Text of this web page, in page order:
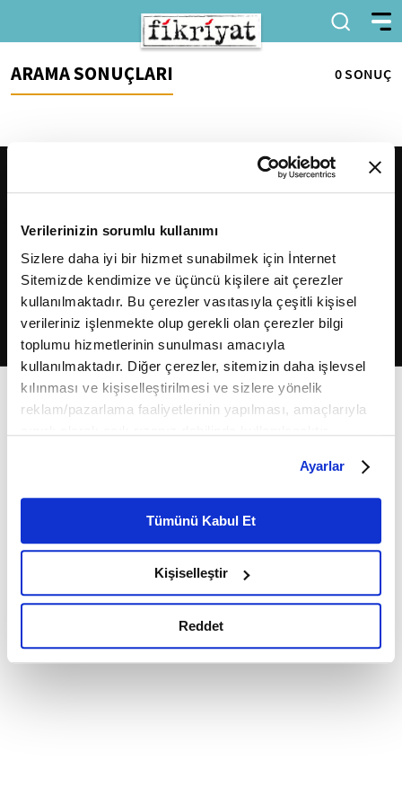
Verilerinizin sorumlu kullanımı
Sizlere daha iyi bir hizmet sunabilmek için İnternet
Sitemizde kendimize ve üçüncü kişilere ait çerezler
kullanılmaktadır. Bu çerezler vasıtasıyla çeşitli kişisel
verileriniz işlenmekte olup gerekli olan çerezler bilgi
toplumu hizmetlerinin sunulması amacıyla
kullanılmaktadır. Diğer çerezler, sitemizin daha işlevsel
kılınması ve kişiselleştirilmesi ve sizlere yönelik
reklam/pazarlama faaliyetlerinin yapılması, amaçlarıyla
belirleyebilirsiniz. Çerezlere ilişkin detaylı bilgi için
Ayarlar butonuna tıklayabilir,Çerez Bilgilendirme
Metnimizi ziyaret edebilirsiniz.
6698 sayılı Kişisel Verilerin Korunması Kanunu uyarınca
okumak ve sitemizi ziyaretiniz kapsamında
gerçekleştirilen veri işleme faaliyetleri ile ilgili daha
detaylı bilgi almak için lütfentıklayınız.
Ayarlar
Tümünü Kabul Et
Kişiselleştir
Reddet
ARAMA SONUÇLARI 0 SONUÇ
2026Fikriyat. Tüm hakları saklıdır.